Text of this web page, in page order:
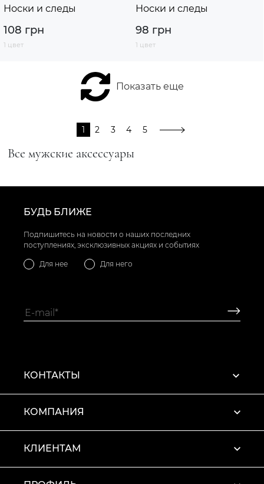
Все мужские аксессуары
Носки и следы
108 грн
1 цвет
Носки и следы
98 грн
1 цвет
Показать еще
1 2 3 4 5
БУДЬ БЛИЖЕ
Подпишитесь на новости о наших последних
поступлениях, эксклюзивных акциях и событиях
Для нее Для него
КОНТАКТЫ
КОМПАНИЯ
КЛИЕНТАМ